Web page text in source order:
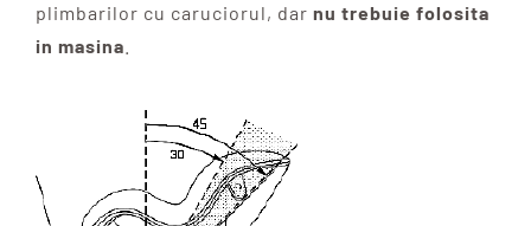
plimbarilor cu caruciorul, dar nu trebuie folosita
in masina